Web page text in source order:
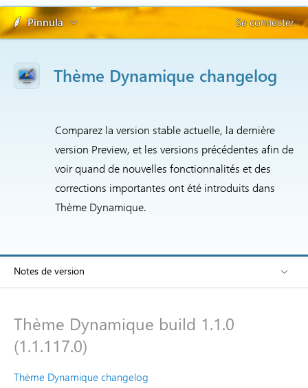
Pinnula Se connecter
Thème Dynamique changelog
Comparez la version stable actuelle, la dernière
version Preview, et les versions précédentes afin de
voir quand de nouvelles fonctionnalités et des
corrections importantes ont été introduits dans
Thème Dynamique.
Notes de version
Thème Dynamique build 1.1.0
(1.1.117.0)
Thème Dynamique changelog